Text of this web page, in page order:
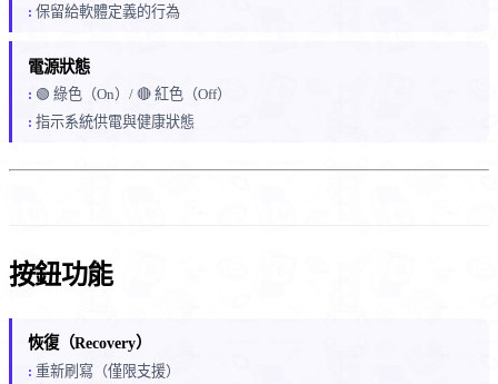
保留給軟體定義的行為
電源狀態
🟢 綠色（On）/ 🔴 紅色（Off）
指示系統供電與健康狀態
按鈕功能
恢復（Recovery）
重新刷寫（僅限支援）